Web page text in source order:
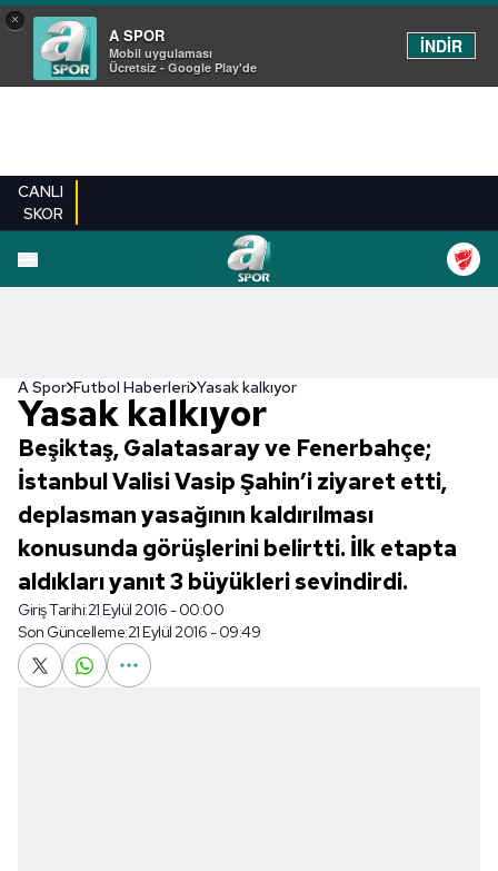
×
A SPOR
Mobil uygulaması
Ücretsiz - Google Play'de
İNDİR
CANLI
SKOR
A Spor Futbol Haberleri Yasak kalkıyor
Yasak kalkıyor
Beşiktaş, Galatasaray ve Fenerbahçe;
İstanbul Valisi Vasip Şahin’i ziyaret etti,
deplasman yasağının kaldırılması
konusunda görüşlerini belirtti. İlk etapta
aldıkları yanıt 3 büyükleri sevindirdi.
Giriş Tarihi:21 Eylül 2016 - 00:00
Son Güncelleme:21 Eylül 2016 - 09:49